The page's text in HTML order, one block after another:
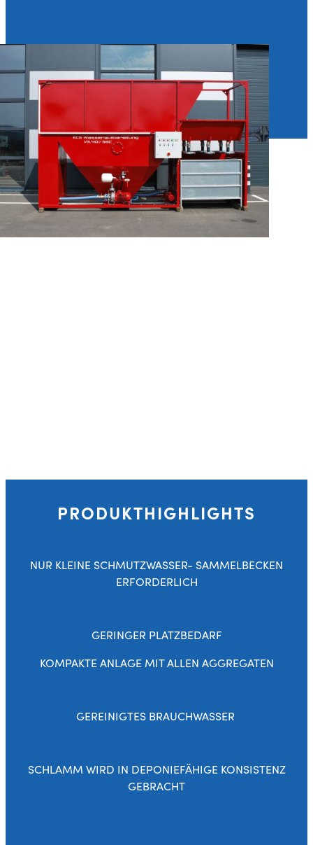
PRODUKTHIGHLIGHTS
NUR KLEINE SCHMUTZWASSER- SAMMELBECKEN
ERFORDERLICH
GERINGER PLATZBEDARF
KOMPAKTE ANLAGE MIT ALLEN AGGREGATEN
GEREINIGTES BRAUCHWASSER
SCHLAMM WIRD IN DEPONIEFÄHIGE KONSISTENZ
GEBRACHT